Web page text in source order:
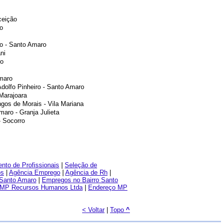
- Santo Amaro
Pinheiro - Santo Amaro
de Morais - Vila Mariana
- Granja Julieta
Socorro
de Profissionais
Seleção de
Agência Emprego Agência de Rh
Amaro
Empregos no Bairro Santo
Recursos Humanos Ltda| Endereço MP
< Voltar| Topo ^